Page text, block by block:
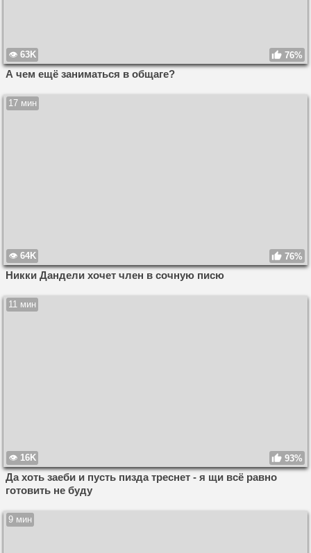
63K 76%
А чем ещё заниматься в общаге?
17 мин
64K 76%
Никки Дандели хочет член в сочную писю
11 мин
16K 93%
Да хоть заеби и пусть пизда треснет - я щи всё равно
готовить не буду
9 мин